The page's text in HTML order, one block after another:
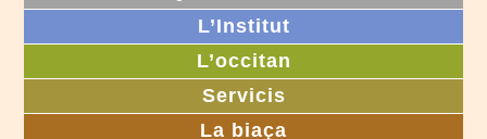
L’Institut
L’occitan
Servicis
La biaça